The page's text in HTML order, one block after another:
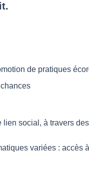
de pratiques
social, à travers
variées :